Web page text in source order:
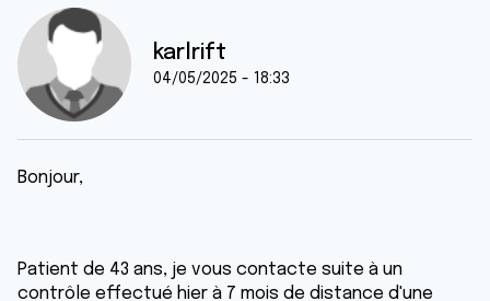
karlrift
04/05/2025 - 18:33
Bonjour,
Patient de 43 ans, je vous contacte suite à un
contrôle effectué hier à 7 mois de distance d'une